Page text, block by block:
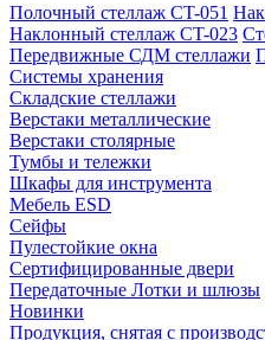
Полочный стеллаж CT-051
Наклонный стеллаж CT-023
Передвижные СДМ стеллажи
Системы хранения
Складские стеллажи
Верстаки металлические
Верстаки столярные
Тумбы и тележки
Шкафы для инструмента
Мебель ESD
Сейфы
Пулестойкие окна
Сертифицированные двери
Передаточные Лотки и шлюзы
Новинки
Продукция, снятая с